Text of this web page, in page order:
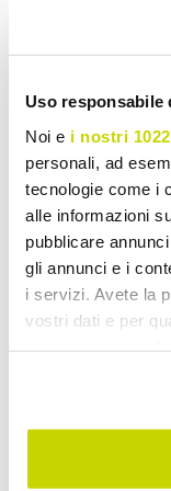
Uso responsabile
Noi e i nostri
personali, ad
tecnologie come i
alle informazioni
pubblicare
gli annunci e i
i servizi. Avete la
vostri dati e per
modificare o
momento dalla
sull'icona di